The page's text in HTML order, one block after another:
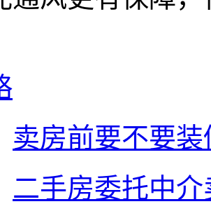
卖房前要不要装
二手房委托中